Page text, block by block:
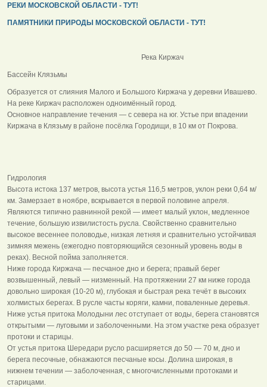
РЕКИ МОСКОВСКОЙ ОБЛАСТИ - ТУТ!
ПАМЯТНИКИ ПРИРОДЫ МОСКОВСКОЙ ОБЛАСТИ - ТУТ!
Река Киржач
Бассейн Клязьмы
Образуется от слияния Малого и Большого Киржача у деревни Ивашево.
На реке Киржач расположен одноимённый город.
Основное направление течения — с севера на юг. Устье при впадении
Киржача в Клязьму в районе посёлка Городищи, в 10 км от Покрова.
Гидрология
Высота истока 137 метров, высота устья 116,5 метров, уклон реки 0,64 м/
км. Замерзает в ноябре, вскрывается в первой половине апреля.
Являются типично равнинной рекой — имеет малый уклон, медленное
течение, большую извилистость русла. Свойственно сравнительно
высокое весеннее половодье, низкая летняя и сравнительно устойчивая
зимняя межень (ежегодно повторяющийся сезонный уровень воды в
реках). Весной пойма заполняется.
Ниже города Киржача — песчаное дно и берега; правый берег
возвышенный, левый — низменный. На протяжении 27 км ниже города
довольно широкая (10-20 м), глубокая и быстрая река течёт в высоких
холмистых берегах. В русле часты коряги, камни, поваленные деревья.
Ниже устья притока Молодыни лес отступает от воды, берега становятся
открытыми — луговыми и заболоченными. На этом участке река образует
протоки и старицы.
От устья притока Шередари русло расширяется до 50 — 70 м, дно и
берега песочные, обнажаются песчаные косы. Долина широкая, в
нижнем течении — заболоченная, с многочисленными протоками и
старицами.